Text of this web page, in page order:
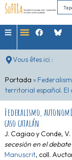
Vous êtes ici :
Portada »
territorial español. El
Federalismo,
caso catalán
J. Cagiao y Conde,
secesión en el
Manuscrit, coll.